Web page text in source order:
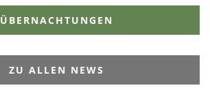
ÜBERNACHTUNGEN
ZU ALLEN NEWS